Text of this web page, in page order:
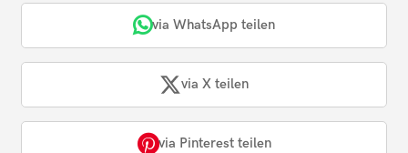
via WhatsApp teilen
via X teilen
via Pinterest teilen